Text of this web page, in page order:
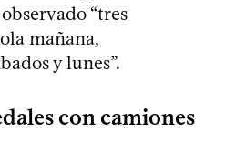
“tres
mañana,
y lunes”.
con camiones